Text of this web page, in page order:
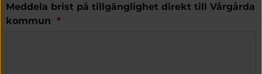
Meddela brist på tillgänglighet direkt till Vårgårda
kommun *(obligatorisk)